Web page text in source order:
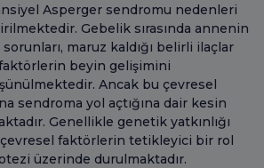
Asperger sendromu nedenleri
Gebelik sırasında annenin
sorunları, maruz kaldığı belirli ilaçlar
beyin gelişimini
Ancak bu çevresel
sendroma yol açtığına dair kesin
Genellikle genetik yatkınlığı
faktörlerin tetikleyici bir rol
üzerinde durulmaktadır.